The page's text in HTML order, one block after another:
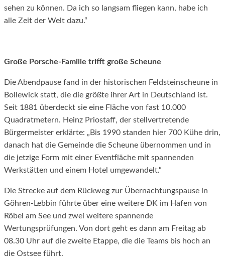
sehen zu können. Da ich so langsam fliegen kann, habe ich
alle Zeit der Welt dazu.“
Große Porsche-Familie trifft große Scheune
Die Abendpause fand in der historischen Feldsteinscheune in
Bollewick statt, die die größte ihrer Art in Deutschland ist.
Seit 1881 überdeckt sie eine Fläche von fast 10.000
Quadratmetern. Heinz Priostaff, der stellvertretende
Bürgermeister erklärte: „Bis 1990 standen hier 700 Kühe drin,
danach hat die Gemeinde die Scheune übernommen und in
die jetzige Form mit einer Eventfläche mit spannenden
Werkstätten und einem Hotel umgewandelt.“
Die Strecke auf dem Rückweg zur Übernachtungspause in
Göhren-Lebbin führte über eine weitere DK im Hafen von
Röbel am See und zwei weitere spannende
Wertungsprüfungen. Von dort geht es dann am Freitag ab
08.30 Uhr auf die zweite Etappe, die die Teams bis hoch an
die Ostsee führt.